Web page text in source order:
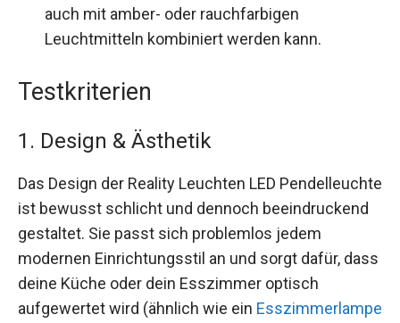
auch mit amber- oder rauchfarbigen
Leuchtmitteln kombiniert werden kann.
Testkriterien
1. Design & Ästhetik
Das Design der Reality Leuchten LED Pendelleuchte
ist bewusst schlicht und dennoch beeindruckend
gestaltet. Sie passt sich problemlos jedem
modernen Einrichtungsstil an und sorgt dafür, dass
deine Küche oder dein Esszimmer optisch
aufgewertet wird (ähnlich wie ein Esszimmerlampe